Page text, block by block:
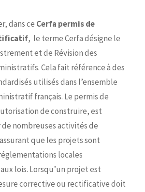
dans ce Cerfa permis de
, le terme Cerfa désigne le
et de Révision des
Cela fait référence à des
utilisés dans l’ensemble
français. Le permis de
de construire, est
de nombreuses activités de
que les projets sont
locales
lois. Lorsqu’un projet est
corrective ou rectificative doit